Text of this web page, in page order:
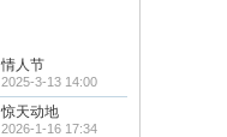
情人节
2025-3-13 14:00
惊天动地
2026-1-16 17:34